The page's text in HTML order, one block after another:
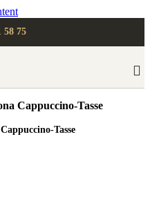
58 75
Cappuccino-Tasse
Tasse